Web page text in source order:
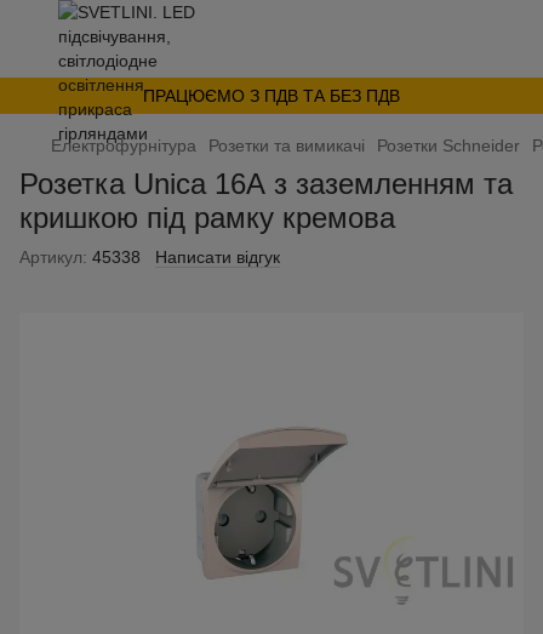
ПРАЦЮЄМО З ПДВ ТА БЕЗ ПДВ
Електрофурнітура Розетки та вимикачі Розетки Schneider
Розетка Unica 16А з заземленням та
кришкою під рамку кремова
Артикул: 45338 Написати відгук